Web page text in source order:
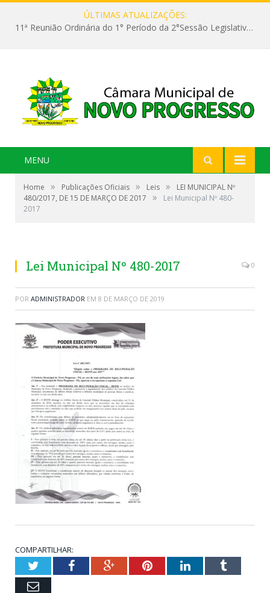
ÚLTIMAS ATUALIZAÇÕES:
11ª Reunião Ordinária do 1° Período da 2°Sessão Legislativa da 9ª Legislatura do Poder Legislativo
MENU
Home » Publicações Oficiais » Leis »
LEI MUNICIPAL Nº
480/2017, DE 15 DE MARÇO DE 2017
»
Lei Municipal Nº 480-
2017
Lei Municipal Nº 480-2017 0
POR ADMINISTRADOR EM 8 DE MARÇO DE 2019
COMPARTILHAR:
TwitterFacebookGoogle+PinterestLinkedInTumblr
Email